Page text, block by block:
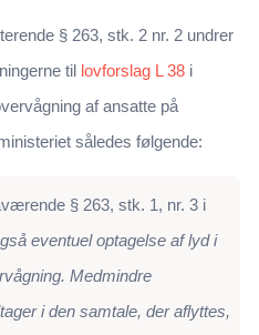
§ 263, stk. 2 nr. 2 undrer
til lovforslag L 38 i
af ansatte på
således følgende:
§ 263, stk. 1, nr. 3 i
eventuel optagelse af lyd i
Medmindre
i den samtale, der aflyttes,